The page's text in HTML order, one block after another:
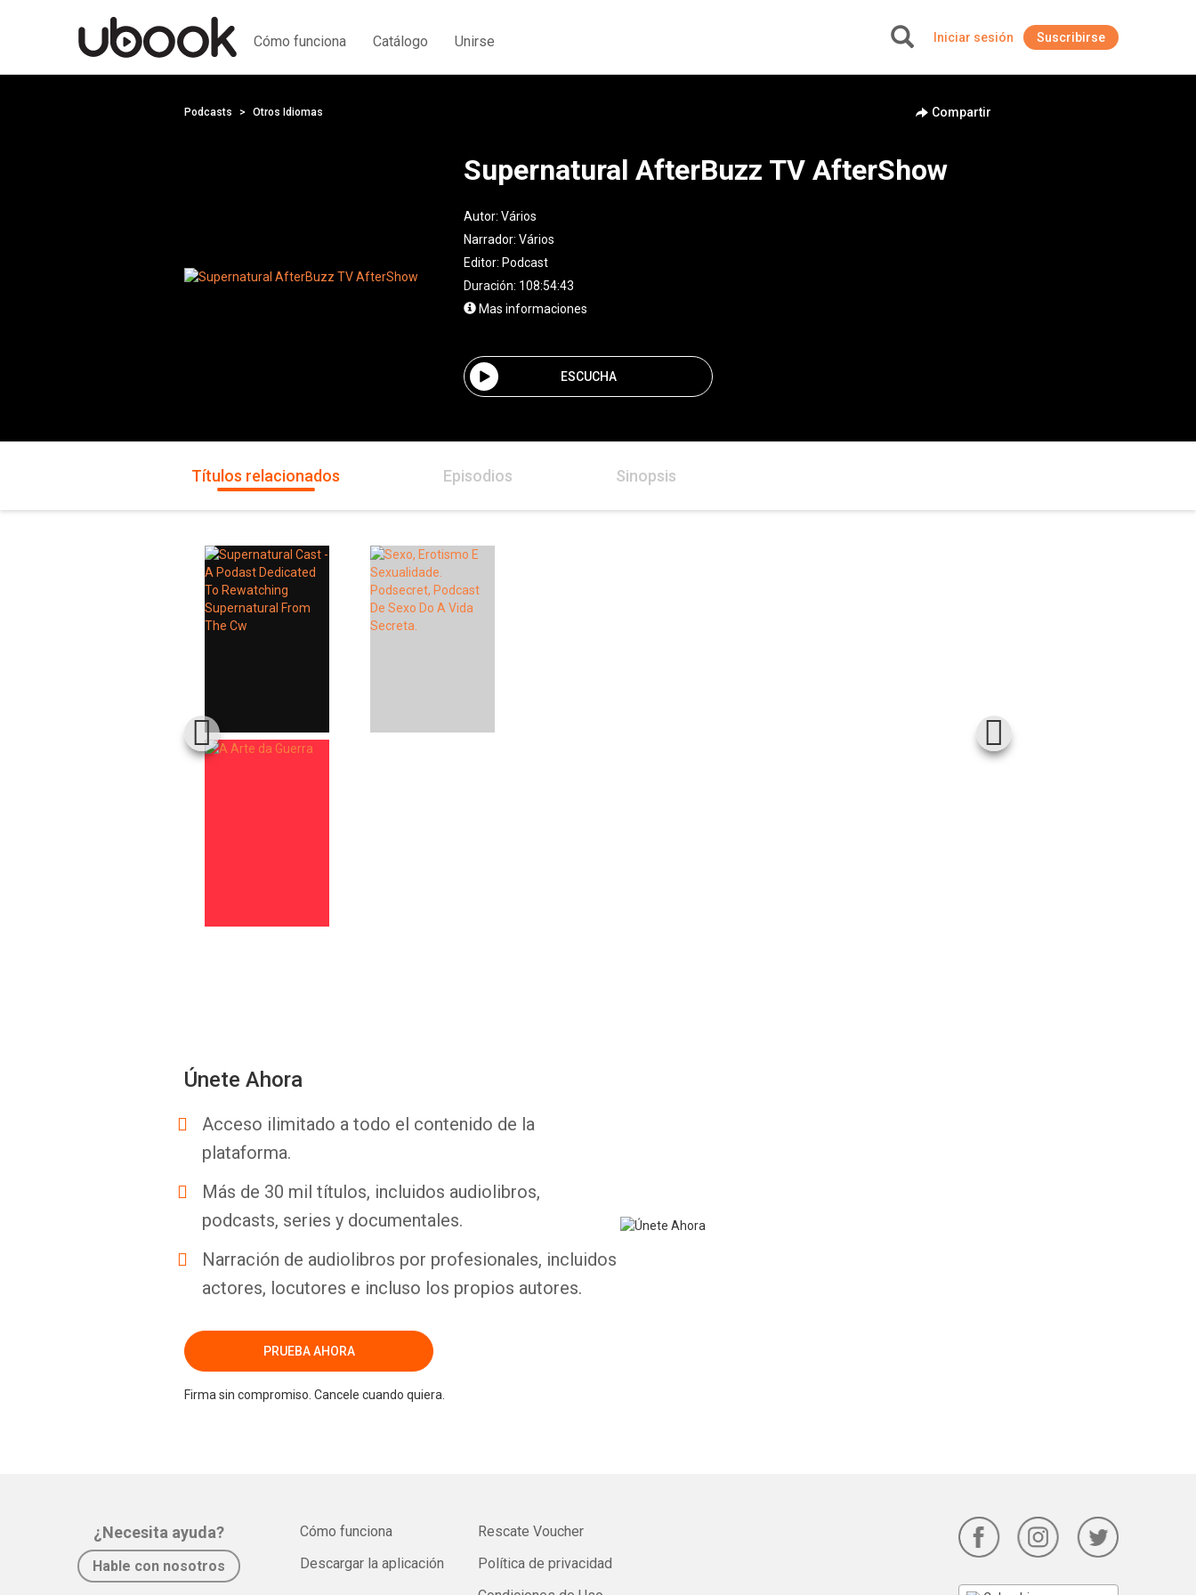
Cómo funciona Catálogo Unirse Iniciar sesión Suscribirse
Podcasts Otros Idiomas Compartir
Supernatural AfterBuzz TV AfterShow
Autor: Vários
Narrador: Vários
Editor: Podcast
Duración: 108:54:43
Mas informaciones
ESCUCHA
Títulos relacionados Episodios Sinopsis
Únete Ahora
Acceso ilimitado a todo el contenido de la
plataforma.
Más de 30 mil títulos, incluidos audiolibros,
podcasts, series y documentales.
Narración de audiolibros por profesionales, incluidos
actores, locutores e incluso los propios autores.
PRUEBA AHORA
Firma sin compromiso. Cancele cuando quiera.
¿Necesita ayuda?
Hable con nosotros
Cómo funciona
Descargar la aplicación
Rescate Voucher
Política de privacidad